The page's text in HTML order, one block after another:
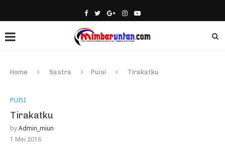
Home Sastra Puisi Tirakatku
PUISI
Tirakatku
byAdmin_miun
1 Mei 2016